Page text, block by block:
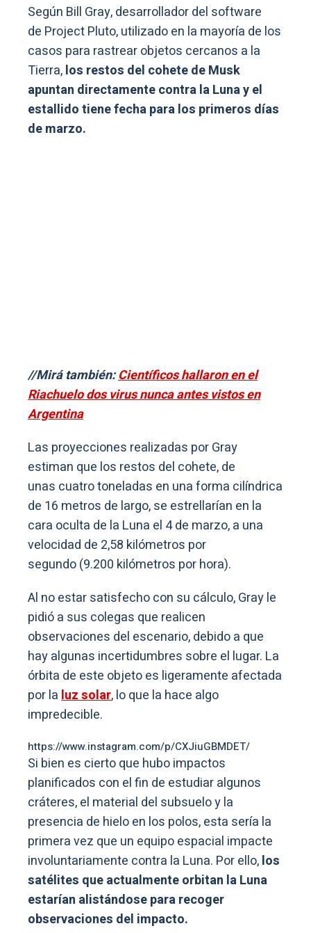
Según Bill Gray, desarrollador del software
de Project Pluto, utilizado en la mayoría de los
casos para rastrear objetos cercanos a la
Tierra,los restos del cohete de Musk
apuntan directamente contra la Luna y el
estallido tiene fecha para los primeros días
de marzo.
//Mirá también:Científicos hallaron en el
Riachuelo dos virus nunca antes vistos en
Argentina
Las proyecciones realizadas por Gray
estiman que los restos del cohete, de
unas cuatro toneladas en una forma cilíndrica
de 16 metros de largo, se estrellarían en la
cara oculta de la Luna el 4 de marzo, a una
velocidad de 2,58 kilómetros por
segundo (9.200 kilómetros por hora).
Al no estar satisfecho con su cálculo, Gray le
pidió a sus colegas que realicen
observaciones del escenario, debido a que
hay algunas incertidumbres sobre el lugar. La
órbita de este objeto es ligeramente afectada
por laluz solar, lo que la hace algo
impredecible.
https://www.instagram.com/p/CXJiuGBMDET/
Si bien es cierto que hubo impactos
planificados con el fin de estudiar algunos
cráteres, el material del subsuelo y la
presencia de hielo en los polos, esta sería la
primera vez que un equipo espacial impacte
involuntariamente contra la Luna. Por ello,los
satélites que actualmente orbitan la Luna
estarían alistándose para recoger
observaciones del impacto.